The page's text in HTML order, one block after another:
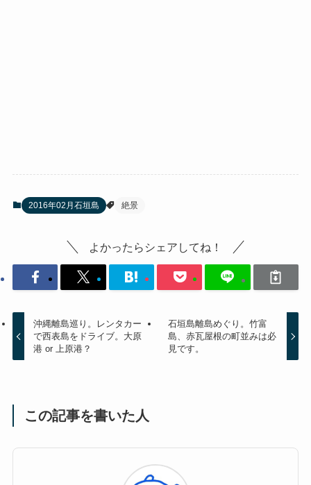
2016年02月石垣島 絶景
よかったらシェアしてね！
沖縄離島巡り。レンタカー
で西表島をドライブ。大原
港 or 上原港？
石垣島離島めぐり。竹富
島、赤瓦屋根の町並みは必
見です。
この記事を書いた人